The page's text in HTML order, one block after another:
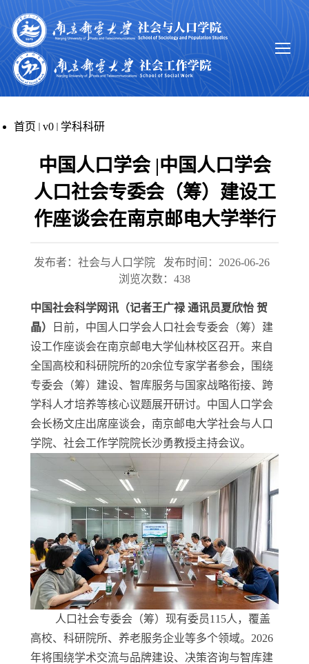
首页 v0 学科科研
中国人口学会 |中国人口学会
人口社会专委会（筹）建设工
作座谈会在南京邮电大学举行
发布者：社会与人口学院
发布时间：2026-06-26
浏览次数： 438
中国社会科学网讯（记者王广禄 通讯员夏欣怡 贺
晶）
日前，中国人口学会人口社会专委会（筹）建
设工作座谈会在南京邮电大学仙林校区召开。来自
全国高校和科研院所的20余位专家学者参会，围绕
专委会（筹）建设、智库服务与国家战略衔接、跨
学科人才培养等核心议题展开研讨。中国人口学会
会长杨文庄出席座谈会，南京邮电大学社会与人口
学院、社会工作学院院长沙勇教授主持会议。
人口社会专委会（筹）现有委员115人，覆盖
高校、科研院所、养老服务企业等多个领域。2026
年将围绕学术交流与品牌建设、决策咨询与智库建